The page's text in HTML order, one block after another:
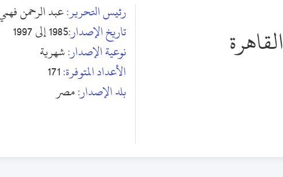
القاهرة
رئيس التحرير:عبد الرحمن
تاريخ الإصدار:1985 إلى 1997
نوعية الإصدار:شهرية
الأعداد المتوفرة:171
بلد الإصدار:مصر